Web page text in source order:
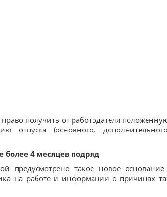
получить от работодателя
отпуска (основного,
более 4 месяцев подряд
предусмотрено такое новое основание
на работе и информации о причинах